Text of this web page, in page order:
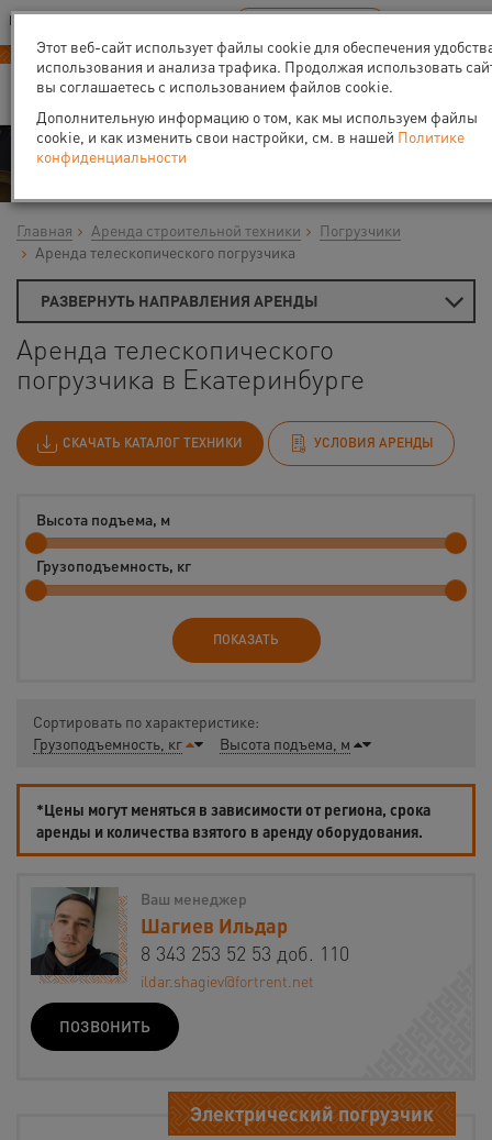
Ваш город:Екатеринбург
В Вашем регионе нет наших офисов RU EN
Аренда
Главная Аренда строительной техники
Погрузчики
Аренда телескопического погрузчика
РАЗВЕРНУТЬ НАПРАВЛЕНИЯ АРЕНДЫ
Аренда телескопического
погрузчика в Екатеринбурге
СКАЧАТЬ КАТАЛОГ ТЕХНИКИ УСЛОВИЯ АРЕНДЫ
Высота подъема, м
Грузоподъемность, кг
ПОКАЗАТЬ
Сортировать по характеристике:
Грузоподъемность, кг
Высота подъема, м
*Цены могут меняться в зависимости от региона, срока
аренды и количества взятого в аренду оборудования.
Ваш менеджер
Шагиев Ильдар
8 343 253 52 53 доб. 110
ildar.shagiev@fortrent.net
ПОЗВОНИТЬ
Электрический погрузчик
Этот веб-сайт использует файлы cookie для обеспечения
использования и анализа трафика. Продолжая использовать
вы соглашаетесь с использованием файлов cookie.
Дополнительную информацию о том, как мы используем файлы
cookie, и как изменить свои настройки, см. в нашей Политике
конфиденциальности